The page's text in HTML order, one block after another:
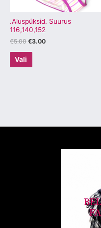
.Aluspüksid. Suurus
116,140,152
€5.00 €3.00
Vali
teha
tootelehel.